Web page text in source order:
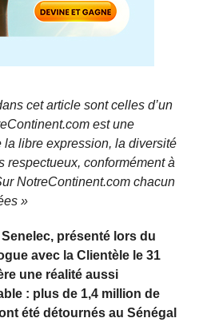
cet article sont celles d’un
est une
libre expression, la diversité
respectueux, conformément à
NotreContinent.com chacun
»
présenté lors du
avec la Clientèle le 31
une réalité aussi
: plus de 1,4 million de
été détournés au Sénégal